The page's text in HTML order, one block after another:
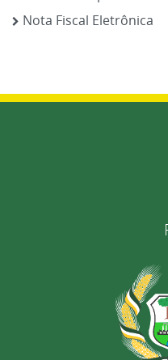
Nota Fiscal Eletrônica